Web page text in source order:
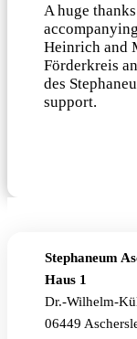
A huge
Heinrich and
Förderkreis
des
support.
Stephaneum
Haus 1
Dr.-Wilhelm-
06449